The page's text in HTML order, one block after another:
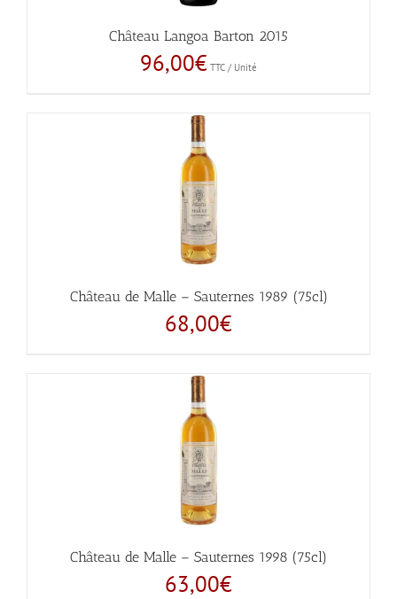
Château Langoa Barton 2015
96,00€ TTC / Unité
Château de Malle – Sauternes 1989 (75cl)
68,00€
Château de Malle – Sauternes 1998 (75cl)
63,00€